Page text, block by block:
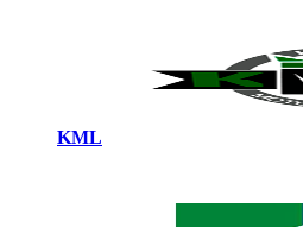
KML